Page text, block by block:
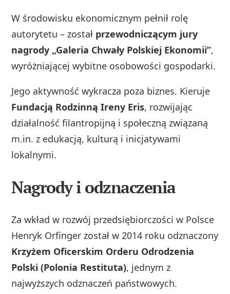
W środowisku ekonomicznym pełnił rolę
autorytetu – został przewodniczącym jury
nagrody „Galeria Chwały Polskiej Ekonomii”,
wyróżniającej wybitne osobowości gospodarki.
Jego aktywność wykracza poza biznes. Kieruje
Fundacją Rodzinną Ireny Eris, rozwijając
działalność filantropijną i społeczną związaną
m.in. z edukacją, kulturą i inicjatywami
lokalnymi.
Nagrody i odznaczenia
Za wkład w rozwój przedsiębiorczości w Polsce
Henryk Orfinger został w 2014 roku odznaczony
Krzyżem Oficerskim Orderu Odrodzenia
Polski (Polonia Restituta), jednym z
najwyższych odznaczeń państwowych.